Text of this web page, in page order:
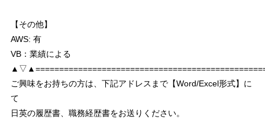
【その他】
AWS: 有
VB：業績による
ご興味をお持ちの方は、下記アドレスまで【Word/Excel形式】に
て
日英の履歴書、職務経歴書をお送りください。